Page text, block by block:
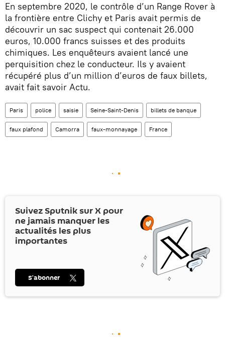
En septembre 2020, le contrôle d’un Range Rover à
la frontière entre Clichy et Paris avait permis de
découvrir un sac suspect qui contenait 26.000
euros, 10.000 francs suisses et des produits
chimiques. Les enquêteurs avaient lancé une
perquisition chez le conducteur. Ils y avaient
récupéré plus d’un million d’euros de faux billets,
avait fait savoir Actu.
Paris police saisie Seine-Saint-Denis billets de banque
faux plafond Camorra faux-monnayage France
Suivez Sputnik surX pour
ne jamais manquer les
actualités les plus
importantes
S’abonner